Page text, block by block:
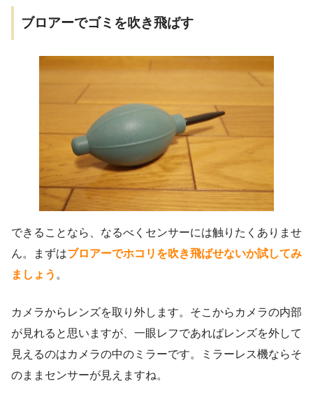
ブロアーでゴミを吹き飛ばす
できることなら、なるべくセンサーには触りたくありませ
ん。まずはブロアーでホコリを吹き飛ばせないか試してみ
ましょう 。
カメラからレンズを取り外します。そこからカメラの内部
が見れると思いますが、一眼レフであればレンズを外して
見えるのはカメラの中のミラーです。ミラーレス機ならそ
のままセンサーが見えますね。